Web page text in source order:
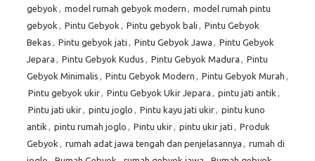
gebyok , model rumah gebyok modern , model rumah pintu
gebyok , Pintu Gebyok , Pintu gebyok bali , Pintu Gebyok
Bekas , Pintu gebyok jati , Pintu Gebyok Jawa , Pintu Gebyok
Jepara , Pintu Gebyok Kudus , Pintu Gebyok Madura , Pintu
Gebyok Minimalis , Pintu Gebyok Modern , Pintu Gebyok Murah ,
Pintu gebyok ukir, Pintu Gebyok Ukir Jepara , pintu jati antik ,
Pintu jati ukir, pintu joglo , Pintu kayu jati ukir, pintu kuno
antik , pintu rumah joglo , Pintu ukir, pintu ukir jati , Produk
Gebyok , rumah adat jawa tengah dan penjelasannya , rumah di